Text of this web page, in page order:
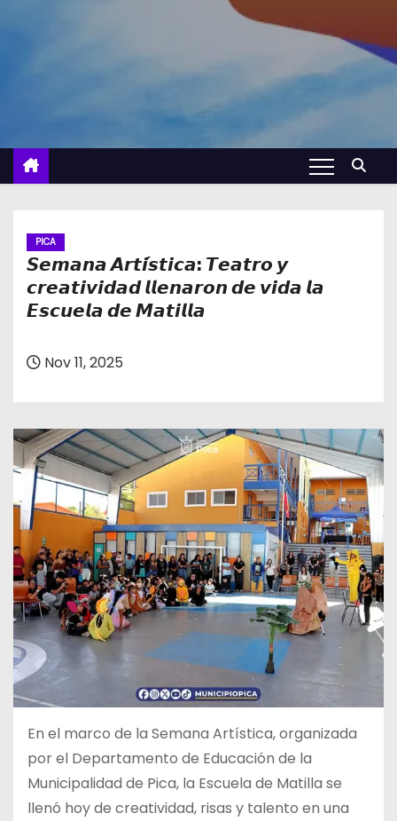
PICA
𝙎𝙚𝙢𝙖𝙣𝙖 𝘼𝙧𝙩𝙞́𝙨𝙩𝙞𝙘𝙖: 𝙏𝙚𝙖𝙩𝙧𝙤 𝙮
𝙘𝙧𝙚𝙖𝙩𝙞𝙫𝙞𝙙𝙖𝙙 𝙡𝙡𝙚𝙣𝙖𝙧𝙤𝙣 𝙙𝙚 𝙫𝙞𝙙𝙖 𝙡𝙖
𝙀𝙨𝙘𝙪𝙚𝙡𝙖 𝙙𝙚 𝙈𝙖𝙩𝙞𝙡𝙡𝙖
Nov 11, 2025
En el marco de la Semana Artística, organizada
por el Departamento de Educación de la
Municipalidad de Pica, la Escuela de Matilla se
llenó hoy de creatividad, risas y talento en una